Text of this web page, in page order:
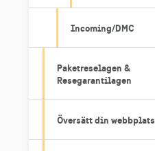
Incoming/DMC
Paketreselagen &
Resegarantilagen
Översätt din webbplats